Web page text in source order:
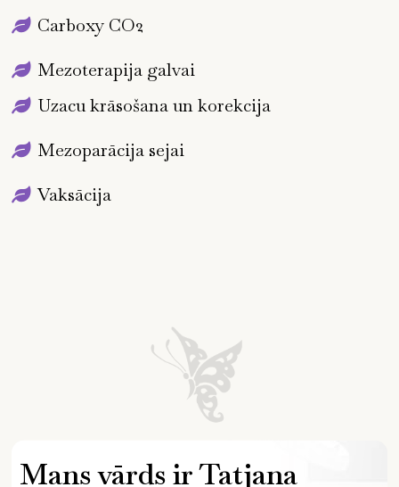
Carboxy CO2
Mezoterapija galvai
Uzacu krāsošana un korekcija
Mezoparācija sejai
Vaksācija
Mans vārds ir Tatjana